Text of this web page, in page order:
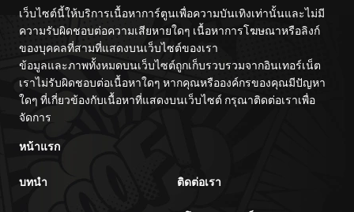
เว็บไซต์นี้ให้บริการเนื้อหาการ์ตูนเพื่อความบันเทิงเท่านั้นและไม่มี
ความรับผิดชอบต่อความเสียหายใดๆ เนื้อหาการโฆษณาหรือลิงก์
ของบุคคลที่สามที่แสดงบนเว็บไซต์ของเรา
ข้อมูลและภาพทั้งหมดบนเว็บไซต์ถูกเก็บรวบรวมจากอินเทอร์เน็ต
เราไม่รับผิดชอบต่อเนื้อหาใดๆ หากคุณหรือองค์กรของคุณมีปัญหา
ใดๆ ที่เกี่ยวข้องกับเนื้อหาที่แสดงบนเว็บไซต์ กรุณาติดต่อเราเพื่อ
จัดการ
หน้าแรก
บทนำ ติดต่อเรา